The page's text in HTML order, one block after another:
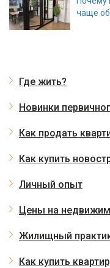
чаще
Где жить?
Новинки
Как продать
Как купить
Личный опыт
Цены на
Жилищный
Как купить